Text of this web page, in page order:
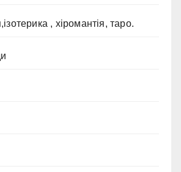
, хіромантія, таро.